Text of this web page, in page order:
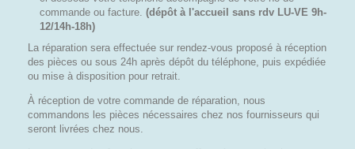
commande ou facture. (dépôt à l'accueil sans rdv LU-VE 9h-
12/14h-18h)
La réparation sera effectuée sur rendez-vous proposé à réception
des pièces ou sous 24h après dépôt du téléphone, puis expédiée
ou mise à disposition pour retrait.
À réception de votre commande de réparation, nous
commandons les pièces nécessaires chez nos fournisseurs qui
seront livrées chez nous